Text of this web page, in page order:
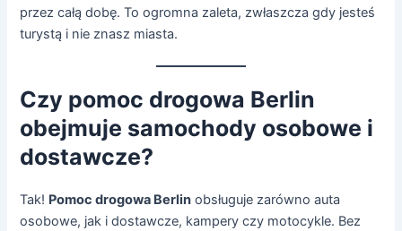
przez całą dobę. To ogromna zaleta, zwłaszcza gdy jesteś
turystą i nie znasz miasta.
Czy pomoc drogowa Berlin
obejmuje samochody osobowe i
dostawcze?
Tak! Pomoc drogowa Berlin obsługuje zarówno auta
osobowe, jak i dostawcze, kampery czy motocykle. Bez